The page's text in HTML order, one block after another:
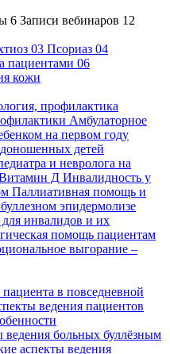
6 Записи вебинаров 12
03 Псориаз 04
пациентами 06
кожи
профилактика
Амбулаторное
на первом году
детей
и невролога на
Д Инвалидность у
Паллиативная помощь и
эпидермолизе
инвалидов и их
помощь пациентам
выгорание –
в повседневной
ведения пациентов
ведения больных буллёзным
аспекты ведения